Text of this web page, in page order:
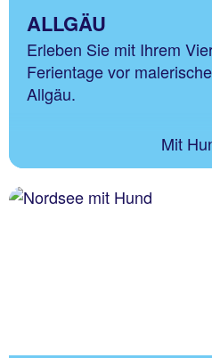
ALLGÄU
Erleben Sie mit Ihrem
Ferientage vor
Allgäu.
Mit